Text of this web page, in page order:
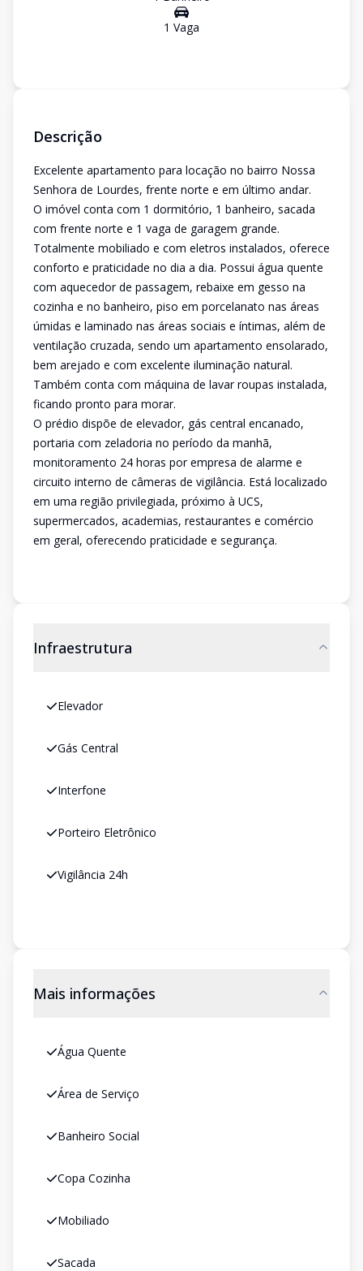
1 Vaga
Descrição
Excelente apartamento para locação no bairro Nossa
Senhora de Lourdes, frente norte e em último andar.
O imóvel conta com 1 dormitório, 1 banheiro, sacada
com frente norte e 1 vaga de garagem grande.
Totalmente mobiliado e com eletros instalados, oferece
conforto e praticidade no dia a dia. Possui água quente
com aquecedor de passagem, rebaixe em gesso na
cozinha e no banheiro, piso em porcelanato nas áreas
úmidas e laminado nas áreas sociais e íntimas, além de
ventilação cruzada, sendo um apartamento ensolarado,
bem arejado e com excelente iluminação natural.
Também conta com máquina de lavar roupas instalada,
ficando pronto para morar.
O prédio dispõe de elevador, gás central encanado,
portaria com zeladoria no período da manhã,
monitoramento 24 horas por empresa de alarme e
circuito interno de câmeras de vigilância. Está localizado
em uma região privilegiada, próximo à UCS,
supermercados, academias, restaurantes e comércio
em geral, oferecendo praticidade e segurança.
Infraestrutura
Elevador
Gás Central
Interfone
Porteiro Eletrônico
Vigilância 24h
Mais informações
Água Quente
Área de Serviço
Banheiro Social
Copa Cozinha
Mobiliado
Sacada